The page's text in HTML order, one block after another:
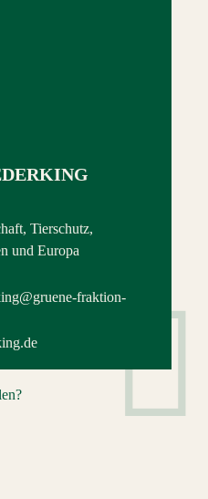
Tierschutz,
und Europa
fraktion-